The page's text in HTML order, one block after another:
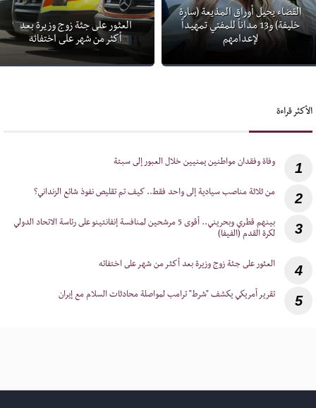
القضاء يحيل أوراق المذيعة (سارة
خليفة) و13 مداناً للمفتي تمهيداً
لإعدامهم
العثور على جثة زوج وزيرة بعد
أكثر من شهر على اختفائه
الأكثر قراءة
1
2
3
‎بينهم قطري وبحريني.. أقوى 5 مرشحين لمنافسة إنفانتينو على رئاسة الاتحاد الدولي
لكرة القدم (الفيفا)
4
5